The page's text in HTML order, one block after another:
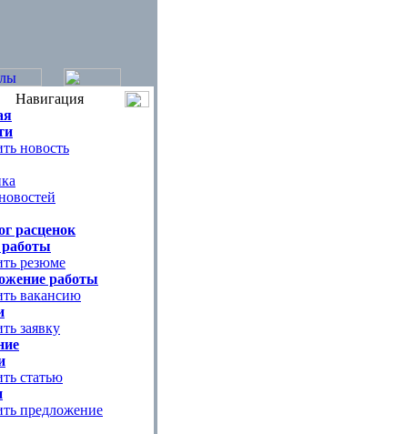
Навигация
новость
расценок
резюме
работы
вакансию
заявку
статью
предложение